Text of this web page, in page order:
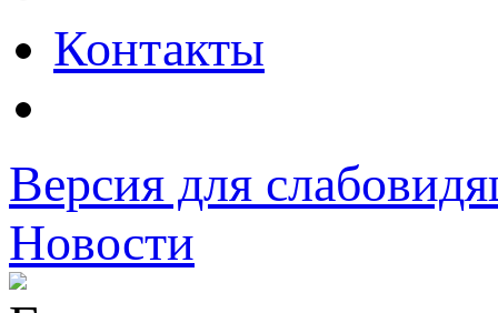
Контакты
Версия для
Новости